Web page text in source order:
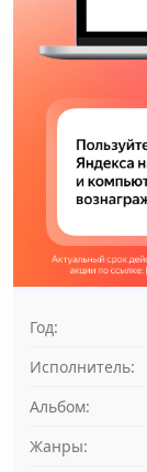
Год:
Исполнитель:
Альбом:
Жанры: